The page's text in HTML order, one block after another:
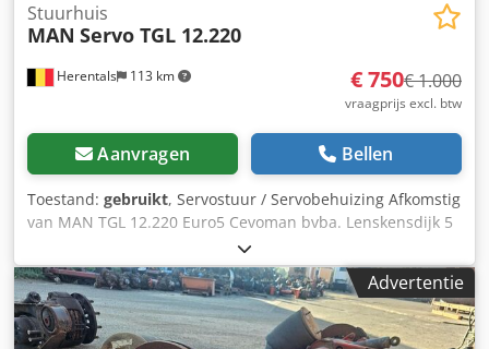
Herentals 113 km
Stuurhuis
MAN Servo TGL 12.220
€ 750€ 1.000
vraagprijs excl. btw
Aanvragen Bellen
Toestand: gebruikt, Servostuur / Servobehuizing Afkomstig
van MAN TGL 12.220 Euro5 Cevoman bvba. Lenskensdijk 5
2200 Herentals België Cedsy R Nt Iopfx Abfeha
Advertentie